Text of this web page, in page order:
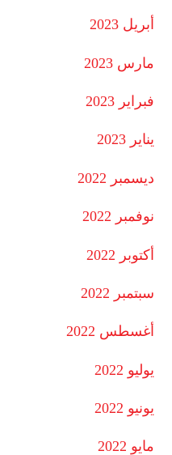
أبريل 2023
مارس 2023
فبراير 2023
يناير 2023
ديسمبر 2022
نوفمبر 2022
أكتوبر 2022
سبتمبر 2022
أغسطس 2022
يوليو 2022
يونيو 2022
مايو 2022